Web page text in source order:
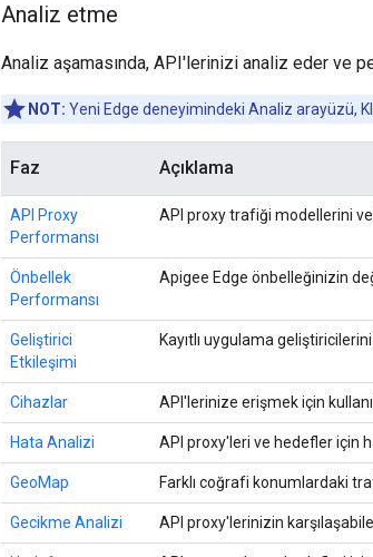
Analiz etme
Analiz aşamasında, API'lerinizi analiz eder ve
NOT: Yeni Edge deneyimindeki Analiz arayüzü,
Faz Açıklama
API Proxy
Performansı
API proxy trafiği modellerini
Önbellek
Performansı
Apigee Edge önbelleğinizin
Geliştirici
Etkileşimi
Kayıtlı uygulama
Cihazlar API'lerinize erişmek için
Hata Analizi API proxy'leri ve hedefler için
GeoMap Farklı coğrafi konumlardaki
Gecikme Analizi API proxy'lerinizin